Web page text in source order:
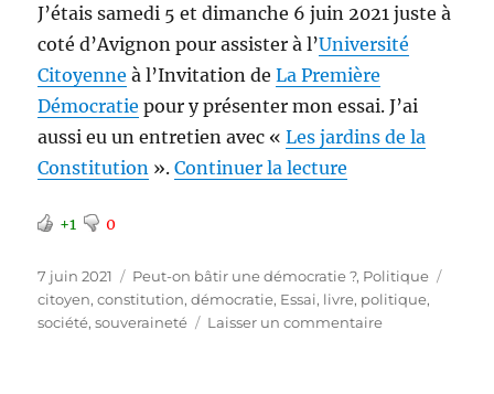
J’étais samedi 5 et dimanche 6 juin 2021 juste à
coté d’Avignon pour assister à l’Université
Citoyenne à l’Invitation deLa Première
Démocratie pour y présenter mon essai. J’ai
aussi eu un entretien avec «Les jardins de la
Constitution ».Continuer la lecture
+1 0
Publié
le
7 juin 2021 Catégories
Peut-on bâtir une démocratie ?, Politique
citoyen,constitution,démocratie, Essai, livre, politique,
société,souveraineté Laisser un commentairesur